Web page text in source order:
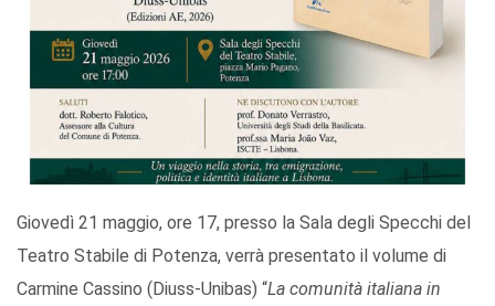
Giovedì 21 maggio, ore 17, presso la Sala degli Specchi del
Teatro Stabile di Potenza, verrà presentato il volume di
Carmine Cassino (Diuss-Unibas) “La comunità italiana in